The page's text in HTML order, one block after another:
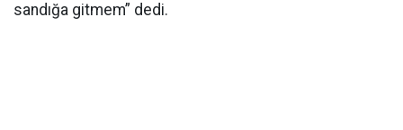
sandığa gitmem” dedi.